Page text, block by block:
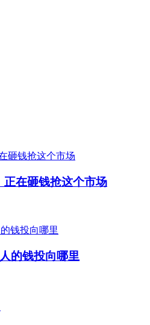
在砸钱抢这个市场
的钱投向哪里